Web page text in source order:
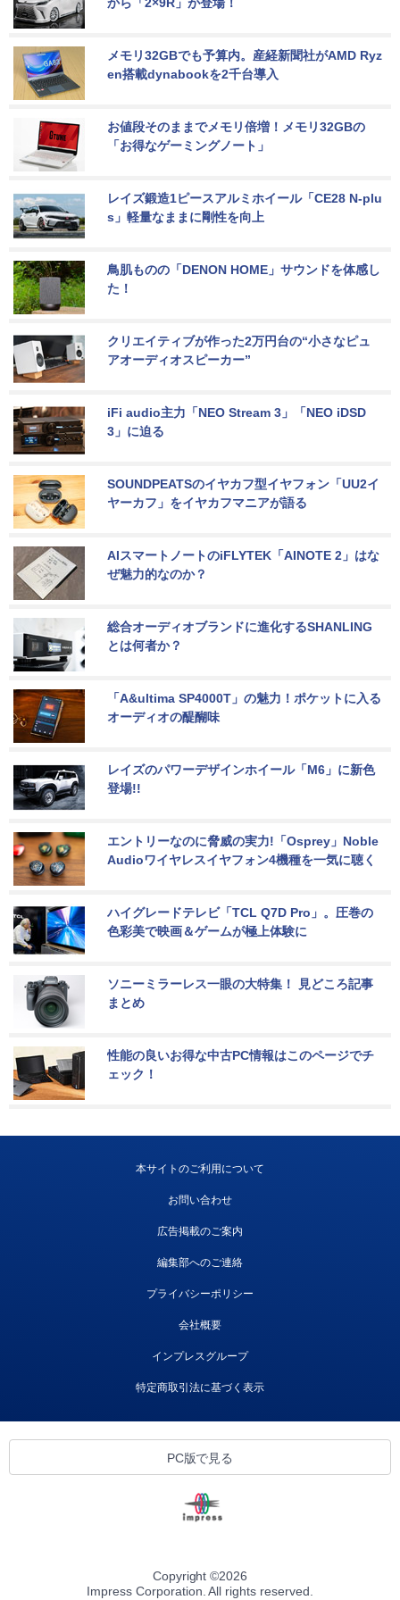
メモリ32GBでも予算内。産経新聞社がAMD Ryz
en搭載dynabookを2千台導入
お値段そのままでメモリ倍増！メモリ32GBの
「お得なゲーミングノート」
レイズ鍛造1ピースアルミホイール「CE28 N-plu
s」軽量なままに剛性を向上
鳥肌ものの「DENON HOME」サウンドを体感し
た！
クリエイティブが作った2万円台の“小さなピュ
アオーディオスピーカー”
iFi audio主力「NEO Stream 3」「NEO iDSD
3」に迫る
SOUNDPEATSのイヤカフ型イヤフォン「UU2イ
ヤーカフ」をイヤカフマニアが語る
AIスマートノートのiFLYTEK「AINOTE 2」はな
ぜ魅力的なのか？
総合オーディオブランドに進化するSHANLING
とは何者か？
「A&ultima SP4000T」の魅力！ポケットに入る
オーディオの醍醐味
レイズのパワーデザインホイール「M6」に新色
登場!!
エントリーなのに脅威の実力!「Osprey」Noble
Audioワイヤレスイヤフォン4機種を一気に聴く
ハイグレードテレビ「TCL Q7D Pro」。圧巻の
色彩美で映画＆ゲームが極上体験に
ソニーミラーレス一眼の大特集！ 見どころ記事
まとめ
性能の良いお得な中古PC情報はこのページでチ
ェック！
本サイトのご利用について
お問い合わせ
広告掲載のご案内
編集部へのご連絡
プライバシーポリシー
会社概要
インプレスグループ
特定商取引法に基づく表示
PC版で見る
Copyright ©2026
Impress Corporation. All rights reserved.